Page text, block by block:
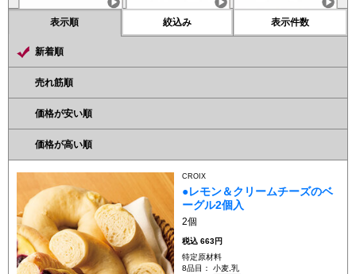
表示順
新着順
売れ筋順
価格が安い順
価格が高い順
表示件数
絞込み
CROIX
●レモン＆クリームチーズのベ
ーグル2個入
2個
税込663円
特定原材料
8品目： 小麦,乳